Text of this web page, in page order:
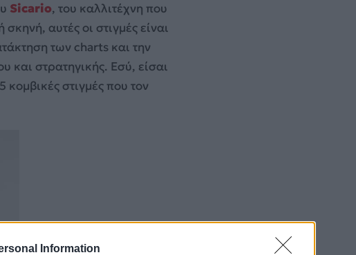
Information
Sicario, του καλλιτέχνη που
αυτές οι στιγμές είναι
των charts και την
και στρατηγικής. Εσύ, είσαι
κομβικές στιγμές που τον